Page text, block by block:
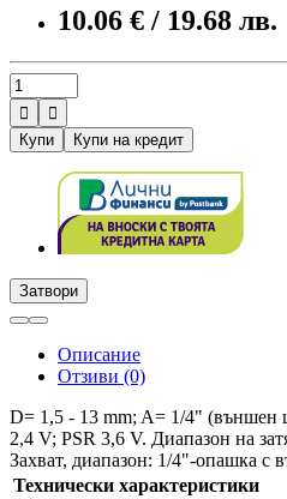
10.06 € / 19.68 лв.


Купи
Купи на кредит
Затвори
Описание
Отзиви (0)
D= 1,5 - 13 mm; A= 1/4" (външен
2,4 V; PSR 3,6 V. Диапазон на
Захват, диапазон: 1/4"-опашка с
Технически характеристики